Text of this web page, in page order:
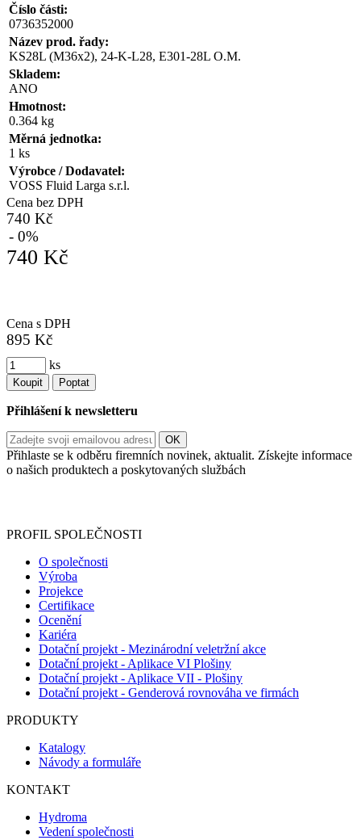
Číslo části:
0736352000
Název prod. řady:
KS28L (M36x2), 24-K-L28, E301-28L O.M.
Skladem:
ANO
Hmotnost:
0.364 kg
Měrná jednotka:
1 ks
Výrobce / Dodavatel:
VOSS Fluid Larga s.r.l.
Cena bez DPH
740 Kč
- 0%
740 Kč
Cena s DPH
895 Kč
ks
Koupit Poptat
Přihlášení k newsletteru
Přihlaste se k odběru firemních novinek, aktualit. Získejte informace
o našich produktech a poskytovaných službách
PROFIL SPOLEČNOSTI
O společnosti
Výroba
Projekce
Certifikace
Ocenění
Kariéra
Dotační projekt - Mezinárodní veletržní akce
Dotační projekt - Aplikace VI Plošiny
Dotační projekt - Aplikace VII - Plošiny
Dotační projekt - Genderová rovnováha ve firmách
PRODUKTY
Katalogy
Návody a formuláře
KONTAKT
Hydroma
Vedení společnosti